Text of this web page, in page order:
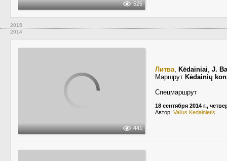
525
2015
2014
441
Литва, Kėdainiai, J.
Маршрут Kėdainių
Спецмаршрут
18 сентября 2014 г.,
Автор: Valius Kedainietis